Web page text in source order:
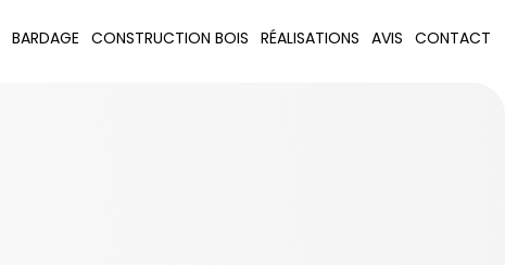
BARDAGE CONSTRUCTION BOIS RÉALISATIONS AVIS CONTACT